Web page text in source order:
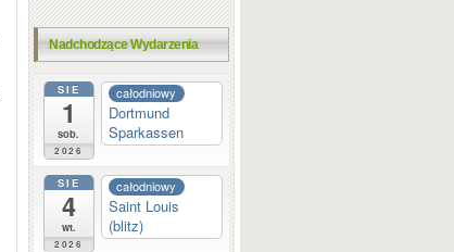
Nadchodzące Wydarzenia
SIE
1
sob.
2026
całodniowy
Dortmund
Sparkassen
SIE
4
wt.
2026
całodniowy
Saint Louis
(blitz)